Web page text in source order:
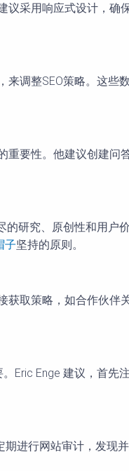
议采用响应式设计，
调整SEO策略。这
重要性。他建议创建
研究、原创性和用
子坚持的原则。
获取策略，如合作伙
Eric Enge 建议，首
期进行网站审计，发